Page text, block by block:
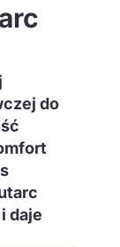
do
daje